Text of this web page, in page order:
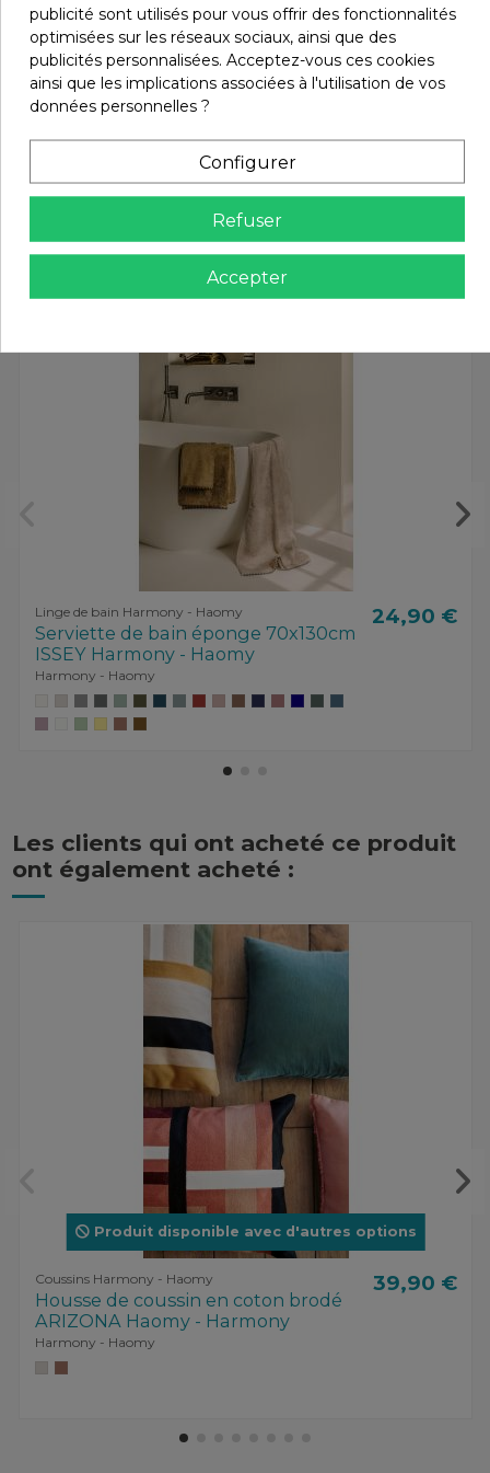
Retours et remboursements
Avis (0)
Vous aimerez aussi
Linge de bain Harmony - Haomy
Serviette de bain éponge 70x130cm
ISSEY Harmony - Haomy
Harmony - Haomy
24,90 €
Les clients qui ont acheté ce produit
ont également acheté :
Produit disponible avec d'autres options
Coussins Harmony - Haomy
Housse de coussin en coton brodé
ARIZONA Haomy - Harmony
Harmony - Haomy
39,90 €
publicité sont utilisés pour vous offrir des fonctionnalités
optimisées sur les réseaux sociaux, ainsi que des
publicités personnalisées. Acceptez-vous ces cookies
ainsi que les implications associées à l'utilisation de vos
données personnelles ?
Configurer
Refuser
Accepter